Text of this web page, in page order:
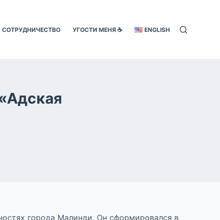
СОТРУДНИЧЕСТВО УГОСТИ МЕНЯ ☕️ ENGLISH
города Малинди. Он сформировался в